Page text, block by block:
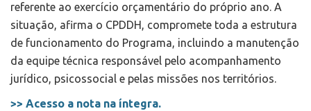
referente ao exercício orçamentário do próprio ano. A
situação, afirma o CPDDH, compromete toda a estrutura
de funcionamento do Programa, incluindo a manutenção
da equipe técnica responsável pelo acompanhamento
jurídico, psicossocial e pelas missões nos territórios.
>> Acesso a nota na íntegra.